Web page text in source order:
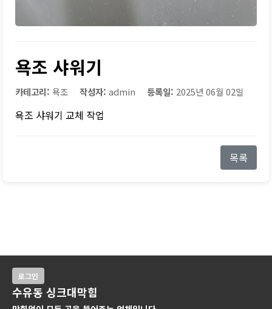
욕조 샤워기
카테고리: 욕조 작성자: admin 등록일: 2025년 06월 02일
욕조 샤워기 교체 작업
목록
로그인
수유동 싱크대막힘